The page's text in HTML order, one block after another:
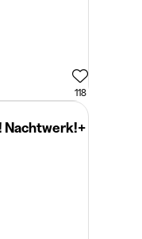
118
Nachtwerk!+